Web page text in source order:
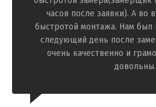
часов после заявки). А во
быстротой монтажа. Нам был
следующий день после
очень качественно и
довольны.